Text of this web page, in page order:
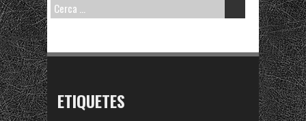
CERCA:
ETIQUETES